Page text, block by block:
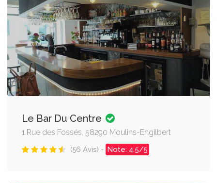
Le Bar Du Centre
1 Rue des Fossés, 58290 Moulins-Engilbert
(56 Avis) - Note: 4.5/5